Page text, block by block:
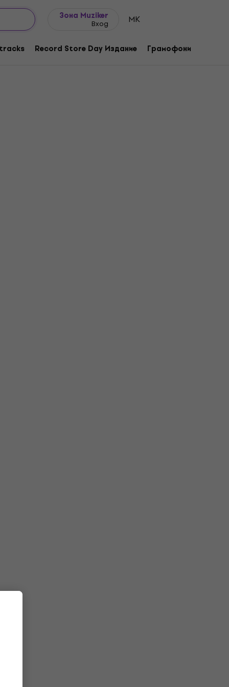
Зона Muziker
Вход MK
Record Store Day Издание Грамофони